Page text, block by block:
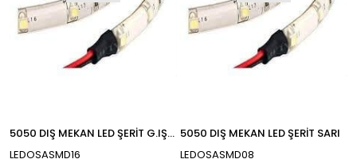
5050 DIŞ MEKAN LED ŞERİT G.IŞIĞI
LEDOSASMD16
5050 DIŞ MEKAN LED ŞERİT SARI
LEDOSASMD08